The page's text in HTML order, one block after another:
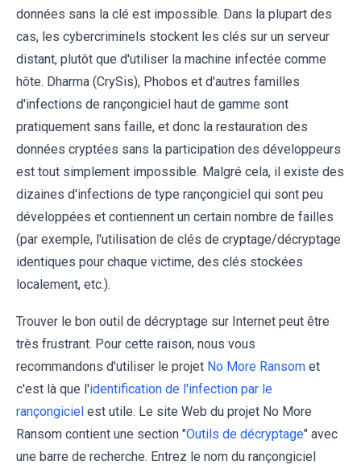
données sans la clé est impossible. Dans la plupart des
cas, les cybercriminels stockent les clés sur un serveur
distant, plutôt que d'utiliser la machine infectée comme
hôte. Dharma (CrySis), Phobos et d'autres familles
d'infections de rançongiciel haut de gamme sont
pratiquement sans faille, et donc la restauration des
données cryptées sans la participation des développeurs
est tout simplement impossible. Malgré cela, il existe des
dizaines d'infections de type rançongiciel qui sont peu
développées et contiennent un certain nombre de failles
(par exemple, l'utilisation de clés de cryptage/décryptage
identiques pour chaque victime, des clés stockées
localement, etc.).
Trouver le bon outil de décryptage sur Internet peut être
très frustrant. Pour cette raison, nous vous
recommandons d'utiliser le projet No More Ransom et
c'est là que l'identification de l'infection par le
rançongiciel est utile. Le site Web du projet No More
Ransom contient une section "Outils de décryptage" avec
une barre de recherche. Entrez le nom du rançongiciel